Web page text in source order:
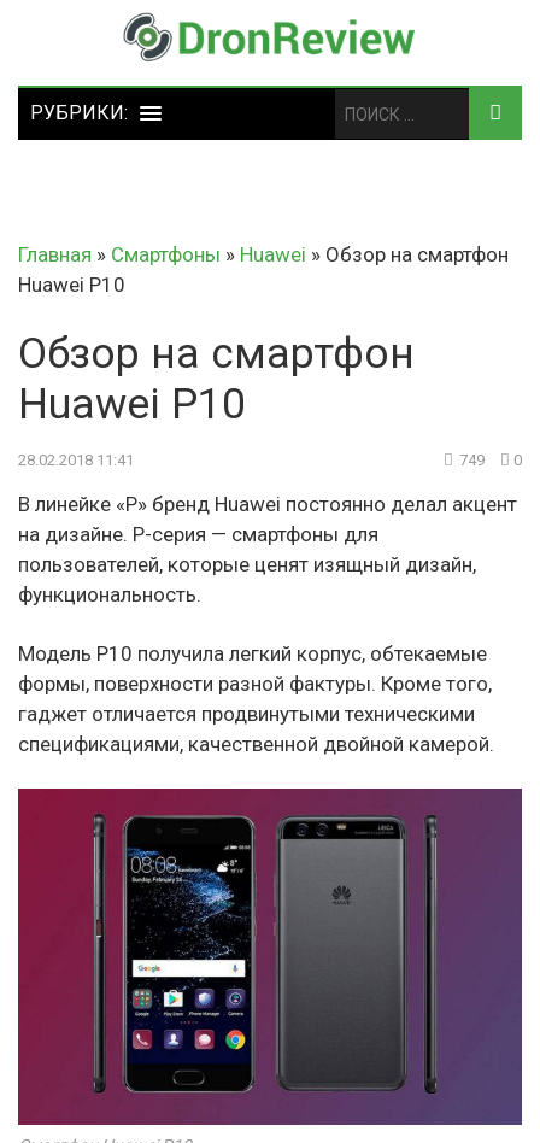
Главная » Смартфоны » Huawei » Обзор на смартфон
Huawei P10
Обзор на смартфон
Huawei P10
28.02.2018 11:41 749 0
В линейке «P» бренд Huawei постоянно делал акцент
на дизайне. Р-серия — смартфоны для
пользователей, которые ценят изящный дизайн,
функциональность.
Модель P10 получила легкий корпус, обтекаемые
формы, поверхности разной фактуры. Кроме того,
гаджет отличается продвинутыми техническими
спецификациями, качественной двойной камерой.